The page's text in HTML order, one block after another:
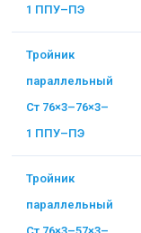
1 ППУ–ПЭ
Тройник
параллельный
Ст 76×3–76×3–
1 ППУ–ПЭ
Тройник
параллельный